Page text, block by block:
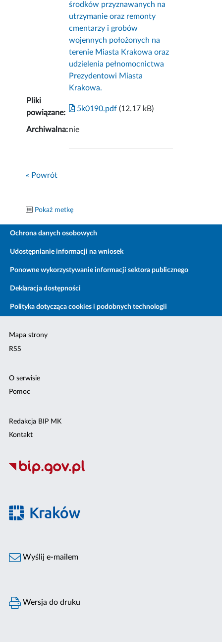
środków przyznawanych na
utrzymanie oraz remonty
cmentarzy i grobów
wojennych położonych na
terenie Miasta Krakowa oraz
udzielenia pełnomocnictwa
Prezydentowi Miasta
Krakowa.
Pliki
powiązane:
5k0190.pdf (12.17 kB)
Archiwalna:nie
« Powrót
Pokaż metkę
Ochrona danych osobowych
Udostępnianie informacji na wniosek
Ponowne wykorzystywanie informacji sektora publicznego
Deklaracja dostępności
Polityka dotycząca cookies i podobnych technologii
Mapa strony
RSS
O serwisie
Pomoc
Redakcja BIP MK
Kontakt
Wyślij e-mailem
Wersja do druku